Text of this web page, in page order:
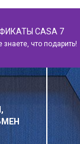
CASA 7
что подарить!